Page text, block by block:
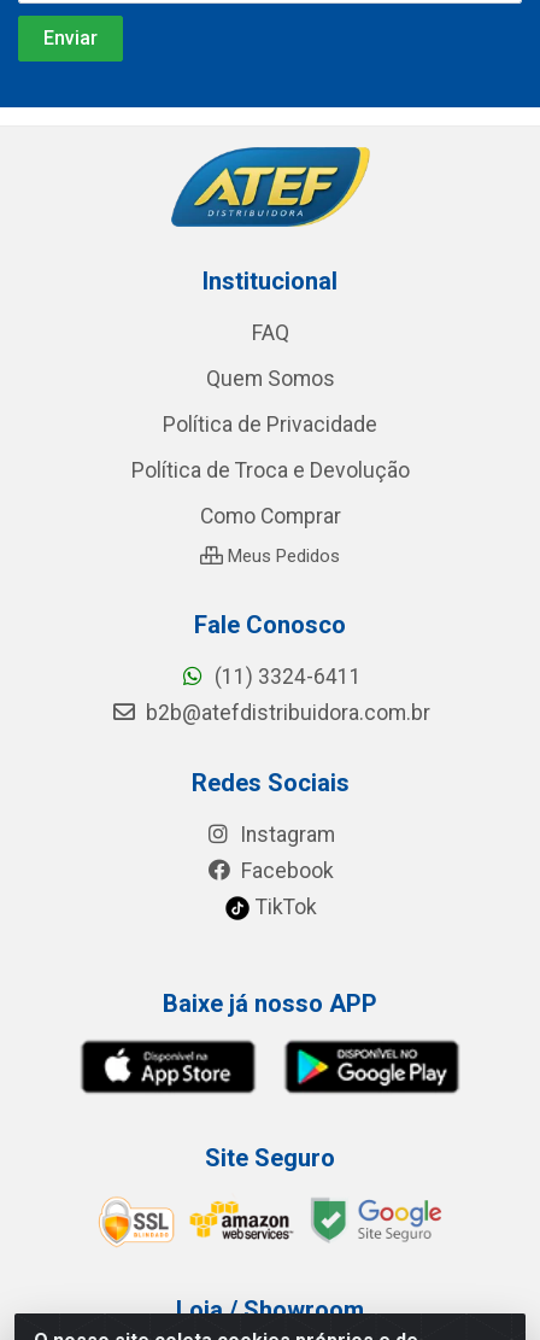
Institucional
FAQ
Quem Somos
Política de Privacidade
Política de Troca e Devolução
Como Comprar
Meus Pedidos
Fale Conosco
(11) 3324-6411
b2b@atefdistribuidora.com.br
Redes Sociais
Instagram
Facebook
TikTok
Baixe já nosso APP
Site Seguro
Loja / Showroom